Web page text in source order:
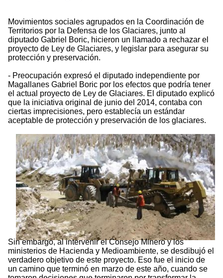
Movimientos sociales agrupados en la Coordinación de
Territorios por la Defensa de los Glaciares, junto al
diputado Gabriel Boric, hicieron un llamado a rechazar el
proyecto de Ley de Glaciares, y legislar para asegurar su
protección y preservación.
- Preocupación expresó el diputado independiente por
Magallanes Gabriel Boric por los efectos que podría tener
el actual proyecto de Ley de Glaciares. El diputado explicó
que la iniciativa original de junio del 2014, contaba con
ciertas imprecisiones, pero establecía un estándar
aceptable de protección y preservación de los glaciares.
Sin embargo, al intervenir el Consejo Minero y los
ministerios de Hacienda y Medioambiente, se desdibujó el
verdadero objetivo de este proyecto. Eso fue el inicio de
un camino que terminó en marzo de este año, cuando se